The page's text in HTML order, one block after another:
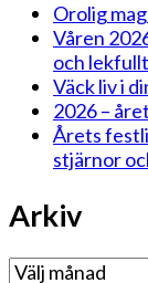
Orolig
Våren
och
Väck liv i
2026 –
Årets
stjärnor
Arkiv
Arkiv